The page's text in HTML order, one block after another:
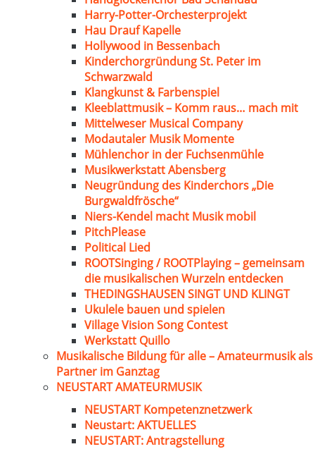
Harry-Potter-Orchesterprojekt
Hau Drauf Kapelle
Hollywood in Bessenbach
Kinderchorgründung St. Peter im
Schwarzwald
Klangkunst & Farbenspiel
Kleeblattmusik – Komm raus… mach mit
Mittelweser Musical Company
Modautaler Musik Momente
Mühlenchor in der Fuchsenmühle
Musikwerkstatt Abensberg
Neugründung des Kinderchors „Die
Burgwaldfrösche“
Niers-Kendel macht Musik mobil
PitchPlease
Political Lied
ROOTSinging / ROOTPlaying – gemeinsam
die musikalischen Wurzeln entdecken
THEDINGSHAUSEN SINGT UND KLINGT
Ukulele bauen und spielen
Village Vision Song Contest
Werkstatt Quillo
Musikalische Bildung für alle – Amateurmusik als
Partner im Ganztag
NEUSTART AMATEURMUSIK
NEUSTART Kompetenznetzwerk
Neustart: AKTUELLES
NEUSTART: Antragstellung